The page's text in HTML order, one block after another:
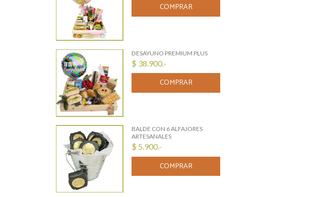
COMPRAR
DESAYUNO PREMIUM PLUS
$ 38.900.-
COMPRAR
BALDE CON 6 ALFAJORES
ARTESANALES
$ 5.900.-
COMPRAR